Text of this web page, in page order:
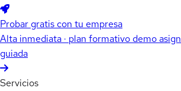
Probar gratis con tu empresa
Alta inmediata · plan formativo demo
guiada
Servicios